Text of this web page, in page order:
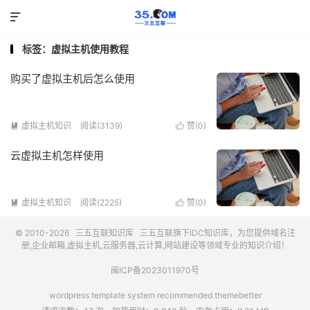

标签：虚拟主机使用教程
购买了虚拟主机后怎么使用
 虚拟主机知识 阅读(3139)  赞(0)
云虚拟主机怎样使用
 虚拟主机知识 阅读(2225)  赞(0)
© 2010-2026 三五互联知识库 三五互联旗下IDC知识库，为您提供域名注
册,企业邮箱,虚拟主机,云服务器,云计算,网站建设等领域专业的知识介绍！
闽ICP备2023011970号
wordpress template system recommended themebetter